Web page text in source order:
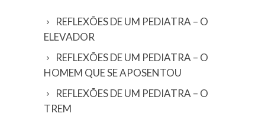
REFLEXÕES DE UM PEDIATRA – O
ELEVADOR
REFLEXÕES DE UM PEDIATRA – O
HOMEM QUE SE APOSENTOU
REFLEXÕES DE UM PEDIATRA – O
TREM